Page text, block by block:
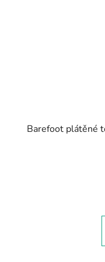
Barefoot plátěné